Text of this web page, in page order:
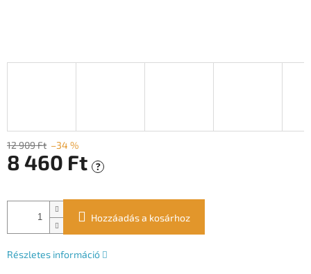
12 909 Ft –34 %
8 460 Ft ?
Hozzáadás a kosárhoz
Részletes információ